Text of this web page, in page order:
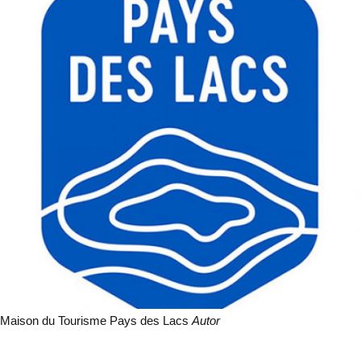
Maison du Tourisme Pays des Lacs Autor